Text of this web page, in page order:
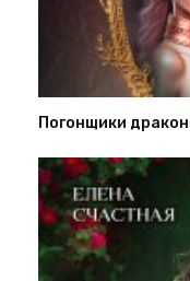
Погонщики